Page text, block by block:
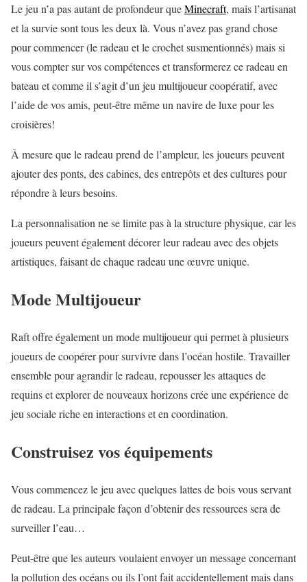
Le jeu n’a pas autant de profondeur queMinecraft, mais l’artisanat
et la survie sont tous les deux là. Vous n’avez pas grand chose
pour commencer (le radeau et le crochet susmentionnés) mais si
vous compter sur vos compétences et transformerez ce radeau en
bateau et comme il s’agit d’un jeu multijoueur coopératif, avec
l’aide de vos amis, peut-être même un navire de luxe pour les
croisières!
À mesure que le radeau prend de l’ampleur, les joueurs peuvent
ajouter des ponts, des cabines, des entrepôts et des cultures pour
répondre à leurs besoins.
La personnalisation ne se limite pas à la structure physique, car les
joueurs peuvent également décorer leur radeau avec des objets
artistiques, faisant de chaque radeau une œuvre unique.
Mode Multijoueur
Raft offre également un mode multijoueur qui permet à plusieurs
joueurs de coopérer pour survivre dans l’océan hostile. Travailler
ensemble pour agrandir le radeau, repousser les attaques de
requins et explorer de nouveaux horizons crée une expérience de
jeu sociale riche en interactions et en coordination.
Construisez vos équipements
Vous commencez le jeu avec quelques lattes de bois vous servant
de radeau. La principale façon d’obtenir des ressources sera de
surveiller l’eau…
Peut-être que les auteurs voulaient envoyer un message concernant
la pollution des océans ou ils l’ont fait accidentellement mais dans